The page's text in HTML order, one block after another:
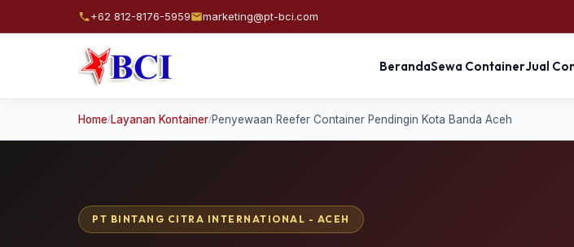
+62 812-8176-5959 marketing@pt-bci.com
BerandaSewa ContainerJual
Home/Layanan Kontainer/Penyewaan Reefer Container Pendingin Kota Banda Aceh
PT BINTANG CITRA INTERNATIONAL - ACEH